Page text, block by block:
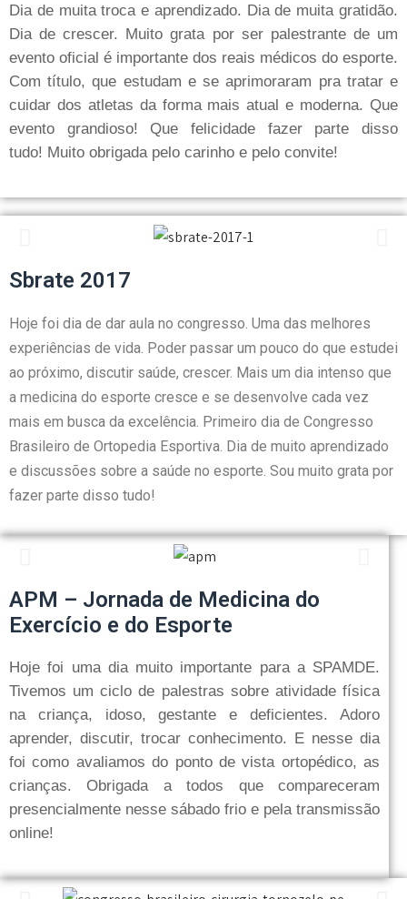
Dia de muita troca e aprendizado. Dia de muita gratidão.
Dia de crescer. Muito grata por ser palestrante de um
evento oficial é importante dos reais médicos do esporte.
Com título, que estudam e se aprimoraram pra tratar e
cuidar dos atletas da forma mais atual e moderna. Que
evento grandioso! Que felicidade fazer parte disso
tudo! Muito obrigada pelo carinho e pelo convite!
Sbrate 2017
Hoje foi dia de dar aula no congresso. Uma das melhores
experiências de vida. Poder passar um pouco do que estudei
ao próximo, discutir saúde, crescer. Mais um dia intenso que
a medicina do esporte cresce e se desenvolve cada vez
mais em busca da excelência. Primeiro dia de Congresso
Brasileiro de Ortopedia Esportiva. Dia de muito aprendizado
e discussões sobre a saúde no esporte. Sou muito grata por
fazer parte disso tudo!
APM – Jornada de Medicina do
Exercício e do Esporte
Hoje foi uma dia muito importante para a SPAMDE.
Tivemos um ciclo de palestras sobre atividade física
na criança, idoso, gestante e deficientes. Adoro
aprender, discutir, trocar conhecimento. E nesse dia
foi como avaliamos do ponto de vista ortopédico, as
crianças. Obrigada a todos que compareceram
presencialmente nesse sábado frio e pela transmissão
online!